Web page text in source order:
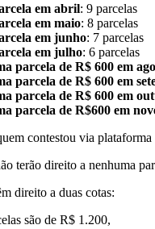
em abril: 9 parcelas
em maio: 8 parcelas
em junho: 7 parcelas
em julho: 6 parcelas
parcela de R$ 600 em
parcela de R$ 600 em
parcela de R$ 600 em
parcela de R$600 em
contestou via
terão direito a nenhuma
direito a duas cotas:
são de R$ 1.200,